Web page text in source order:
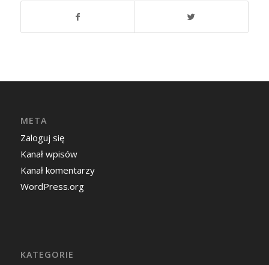
META
Zaloguj się
Kanał wpisów
Kanał komentarzy
WordPress.org
KATEGORIE